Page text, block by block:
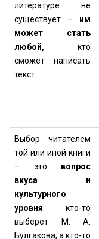
литературе не
существует – им
может стать
любой, кто
сможет написать
текст.
Выбор читателем
той или иной книги
– это вопрос
вкуса и
культурного
уровня: кто-то
выберет М. А.
Булгакова, а кто-то